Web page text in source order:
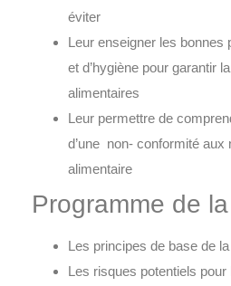
éviter
Leur enseigner les bonnes
et d’hygiène pour garantir
alimentaires
Leur permettre de
d’une non- conformité aux
alimentaire
Programme de
Les principes de base de
Les risques potentiels